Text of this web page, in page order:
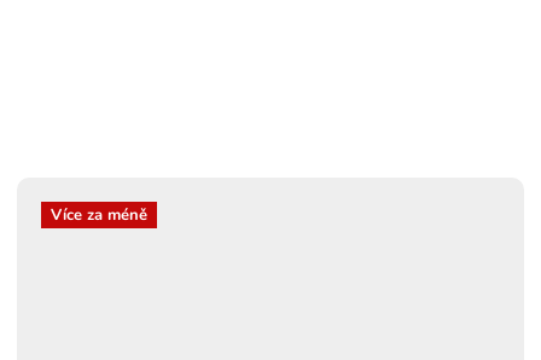
Více za méně